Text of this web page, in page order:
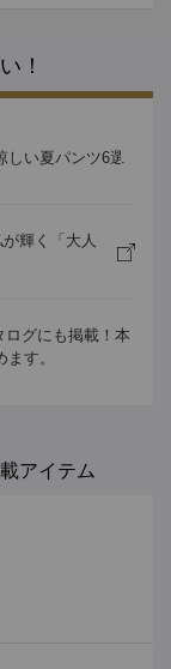
！
い夏パンツ6選
輝く「大人
グにも掲載！本
す。
アイテム